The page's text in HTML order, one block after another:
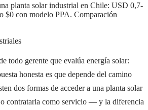
planta solar industrial en Chile: USD 0,7-
$0 con modelo PPA. Comparación
todo gerente que evalúa energía solar:
honesta es que depende del camino
dos formas de acceder a una planta solar
contratarla como servicio — y la diferencia